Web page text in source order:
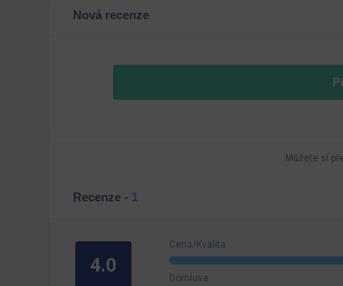
Nová recenze
Můžete si
Recenze - 1
4.0
Cena/Kvalita
Domluva